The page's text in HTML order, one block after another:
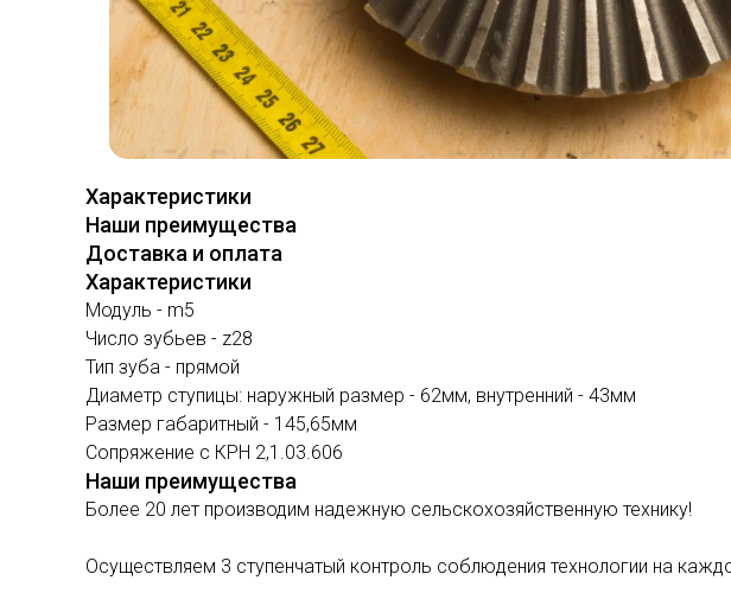
Характеристики
Наши преимущества
Доставка и оплата
Характеристики
Модуль - m5
Число зубьев - z28
Тип зуба - прямой
Диаметр ступицы: наружный размер - 62мм, внутренний - 43мм
Размер габаритный - 145,65мм
Сопряжение с КРН 2,1.03.606
Наши преимущества
Более 20 лет производим надежную сельскохозяйственную технику!
Осуществляем 3 ступенчатый контроль соблюдения технологии на